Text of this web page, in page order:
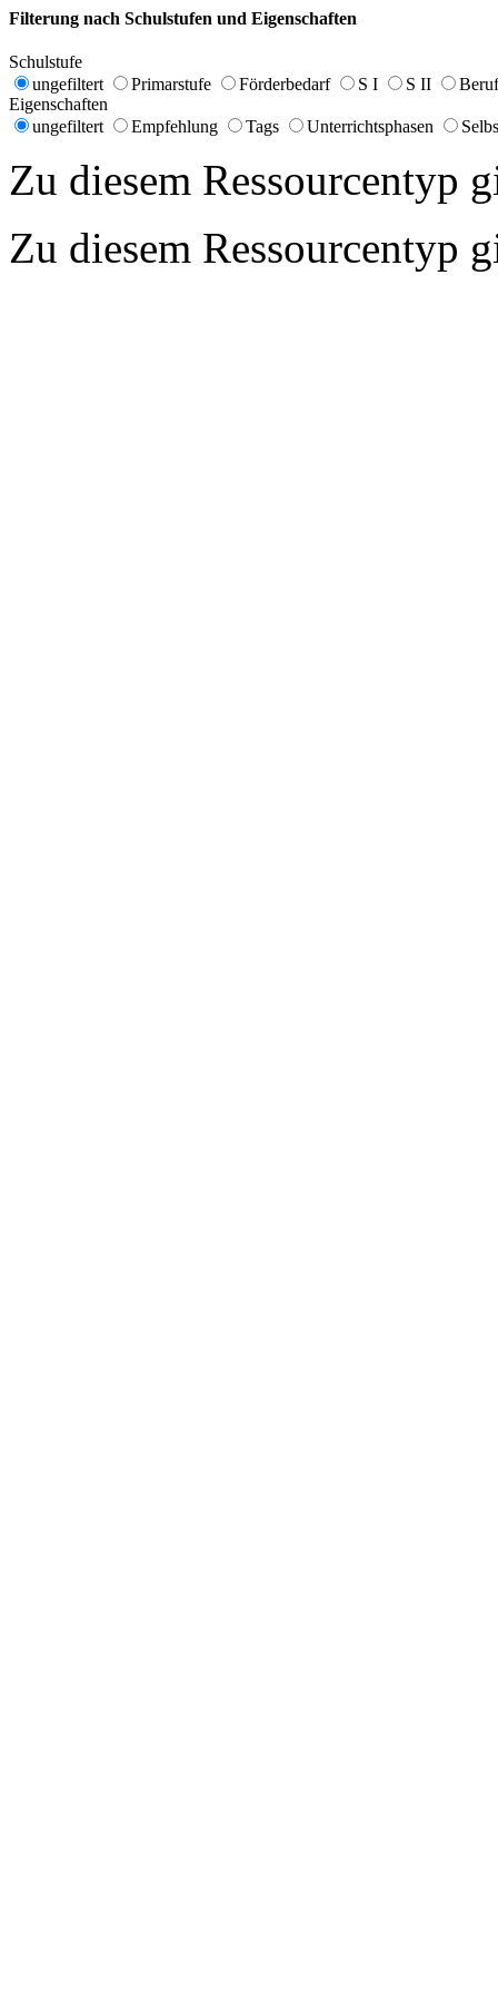
Filterung nach Schulstufen und Eigenschaften
Schulstufe
ungefiltert
Primarstufe Förderbedarf S I S II
Eigenschaften
ungefiltert
Empfehlung Tags Unterrichtsphasen
Zu diesem Ressourcentyp
Zu diesem Ressourcentyp